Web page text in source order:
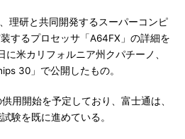
理研と共同開発するスーパーコンピ
するプロセッサ「A64FX」の詳細を
に米カリフォルニア州クパチーノ、
30」で公開したもの。
用開始を予定しており、富士通は、
験を既に進めている。